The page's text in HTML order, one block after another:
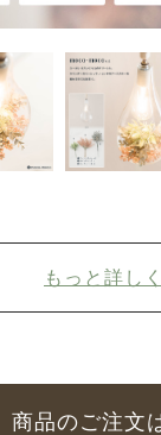
もっと詳し
商品のご注文